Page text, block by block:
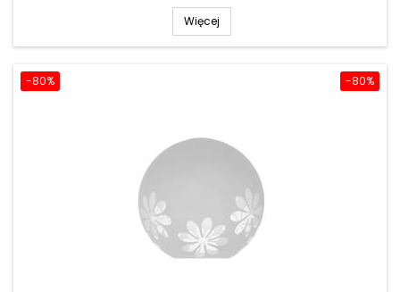
podstawowa
Więcej
-80%
-80%